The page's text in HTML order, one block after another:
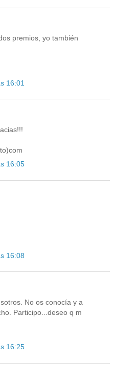
premios, yo también
16:01
16:05
16:08
No os conocía y a
Participo...deseo q m
16:25